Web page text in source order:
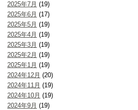
2025年7月 (19)
2025年6月 (17)
2025年5月 (19)
2025年4月 (19)
2025年3月 (19)
2025年2月 (19)
2025年1月 (19)
2024年12月 (20)
2024年11月 (19)
2024年10月 (19)
2024年9月 (19)